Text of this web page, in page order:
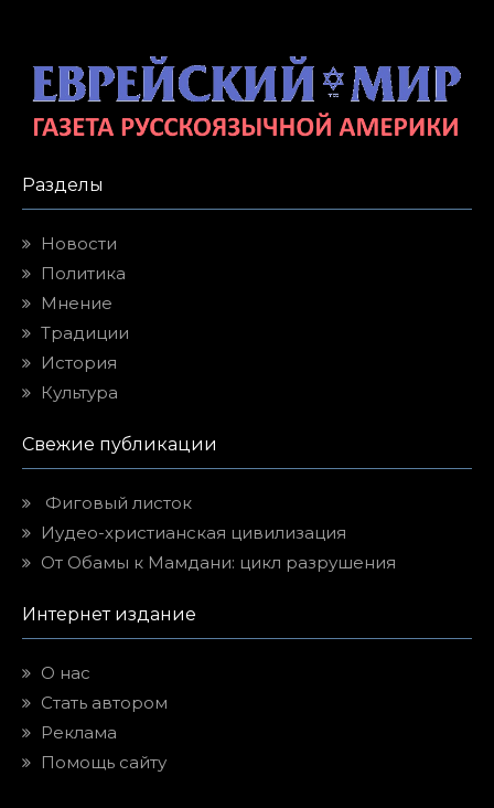
Разделы
Новости
Политика
Мнение
Традиции
История
Культура
Свежие публикации
Фиговый листок
Иудео-христианская цивилизация
От Обамы к Мамдани: цикл разрушения
Интернет издание
О нас
Стать автором
Реклама
Помощь сайту